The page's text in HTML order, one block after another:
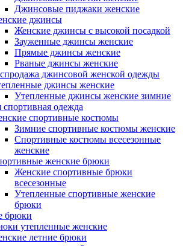
Джинсовые пиджаки женские
джинсы
Женские джинсы с высокой посадкой
Зауженные джинсы женские
Прямые джинсы женские
Рваные джинсы женские
джинсовой женской одежды
джинсы женские
Утепленные джинсы женские зимние
спортивная одежда
спортивные костюмы
Зимние спортивные костюмы женские
Спортивные костюмы всесезонные
женские
женские брюки
Женские спортивные брюки
всесезонные
Утепленные спортивные женские
брюки
брюки
утепленные женские
летние брюки